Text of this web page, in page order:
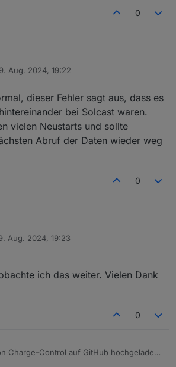
0
Info weg.
Warnung:
warn
##
Control", "message":"-==== Error in
Aug. 2024, 19:22
von
dieser Fehler sagt aus, dass es
bei Solcast waren.
vielen Neustarts und sollte
Abruf der Daten wieder weg
0
hintereinander bei Solcast waren.
Aug. 2024, 19:23
von
ich das weiter. Vielen Dank
0
Charge-Control auf GitHub hochgeladen.